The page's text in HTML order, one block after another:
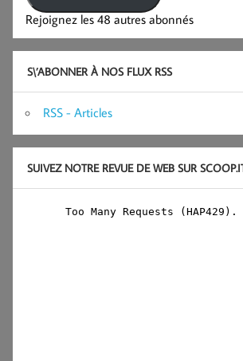
Rejoignez les 48 autres abonnés
S\’ABONNER À NOS FLUX RSS
RSS - Articles
SUIVEZ NOTRE REVUE DE WEB SUR